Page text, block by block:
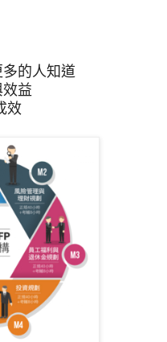
的人知道
益
效